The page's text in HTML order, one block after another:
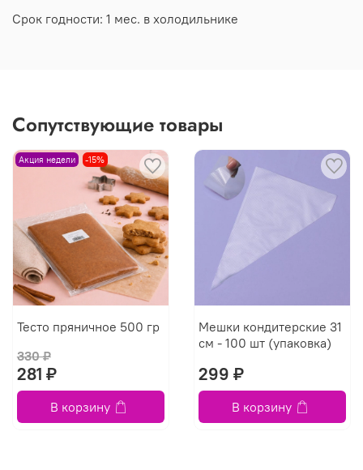
Срок годности: 1 мес. в холодильнике
Сопутствующие товары
Акция недели -15%
Тесто пряничное 500 гр
330 ₽
281 ₽
В корзину
Мешки кондитерские 31
см - 100 шт (упаковка)
299 ₽
В корзину